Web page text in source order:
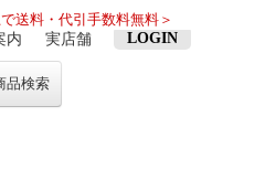
送料・代引手数料無料＞
内 実店舗 LOGIN
品検索